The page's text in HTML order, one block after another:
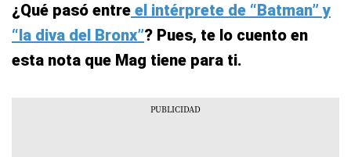
¿Qué pasó entre el intérprete de “Batman” y
“la diva del Bronx”? Pues, te lo cuento en
esta nota que Mag tiene para ti.